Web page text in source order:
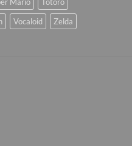
Mario
Totoro
Vocaloid Zelda